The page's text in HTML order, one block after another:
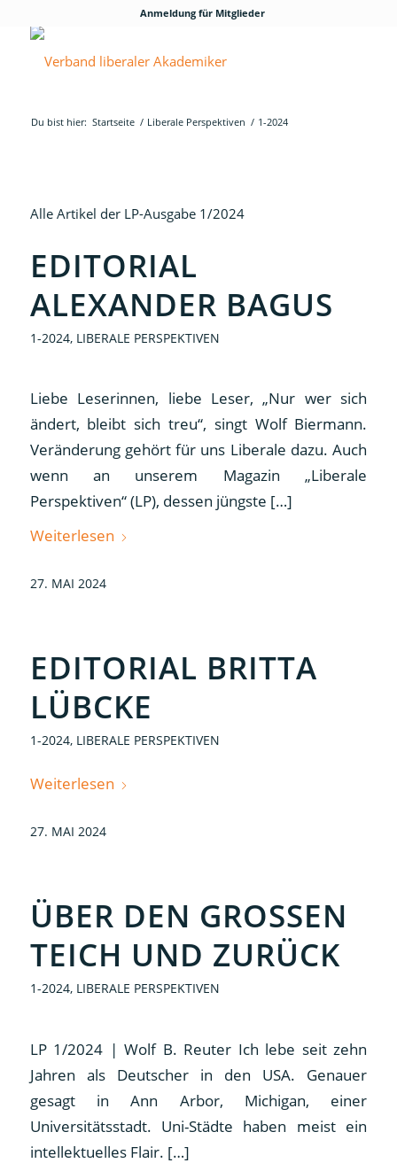
Anmeldung für Mitglieder
Du bist hier: Startseite / Liberale Perspektiven / 1-2024
Alle Artikel der LP-Ausgabe 1/2024
EDITORIAL
ALEXANDER BAGUS
1-2024, LIBERALE PERSPEKTIVEN
Liebe Leserinnen, liebe Leser, „Nur wer sich
ändert, bleibt sich treu“, singt Wolf Biermann.
Veränderung gehört für uns Liberale dazu. Auch
wenn an unserem Magazin „Liberale
Perspektiven“ (LP), dessen jüngste […]
Weiterlesen
27. MAI 2024
EDITORIAL BRITTA
LÜBCKE
1-2024, LIBERALE PERSPEKTIVEN
Weiterlesen
27. MAI 2024
ÜBER DEN GROSSEN T
EICH UND ZURÜCK
1-2024, LIBERALE PERSPEKTIVEN
LP 1/2024 | Wolf B. Reuter Ich lebe seit zehn
Jahren als Deutscher in den USA. Genauer
gesagt in Ann Arbor, Michigan, einer
Universitätsstadt. Uni-Städte haben meist ein
intellektuelles Flair. […]